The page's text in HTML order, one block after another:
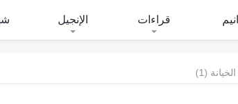
قراءات الإنجيل
(1)